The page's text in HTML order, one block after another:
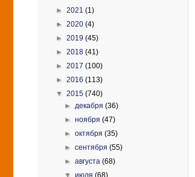
► 2021 (1)
► 2020 (4)
► 2019 (45)
► 2018 (41)
► 2017 (100)
► 2016 (113)
▼ 2015 (740)
► декабря(36)
►ноября(47)
►октября(35)
►сентября(55)
►августа(68)
▼июля(68)